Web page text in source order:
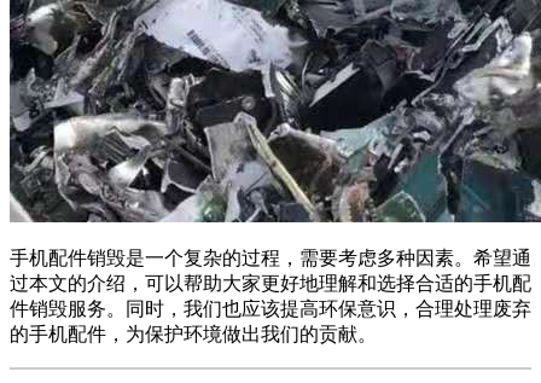
手机配件销毁是一个复杂的过程，需要考虑多种因素。希望通
过本文的介绍，可以帮助大家更好地理解和选择合适的手机配
件销毁服务。同时，我们也应该提高环保意识，合理处理废弃
的手机配件，为保护环境做出我们的贡献。